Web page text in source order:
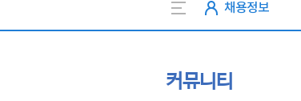
채용정보
커뮤니티